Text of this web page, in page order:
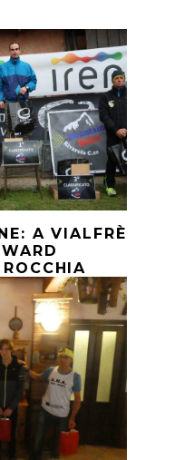
A VIALFRÈ